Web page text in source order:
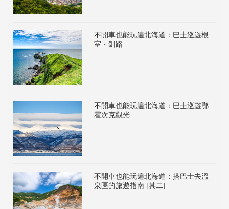
不開車也能玩遍北海道：巴士巡遊根
室・釧路
不開車也能玩遍北海道：巴士巡遊鄂
霍次克觀光
不開車也能玩遍北海道：搭巴士去溫
泉區的旅遊指南 [其二]